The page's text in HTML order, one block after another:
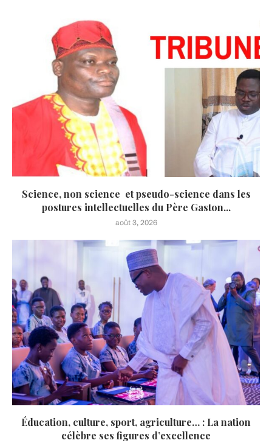
Science, non science et pseudo-science dans les
postures intellectuelles du Père Gaston...
août 3, 2026
Éducation, culture, sport, agriculture… : La nation
célèbre ses figures d’excellence